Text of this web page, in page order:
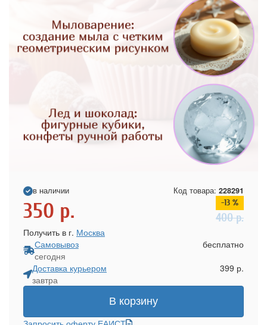
в наличии Код товара: 228291
350 р. -13 %
400р.
Получить в г. Москва
Самовывоз
сегодня
бесплатно
Доставка курьером
завтра
399 р.
В корзину